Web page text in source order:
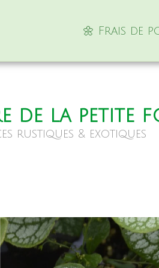
🌼 Frais de
de la petite
rustiques & exotiques